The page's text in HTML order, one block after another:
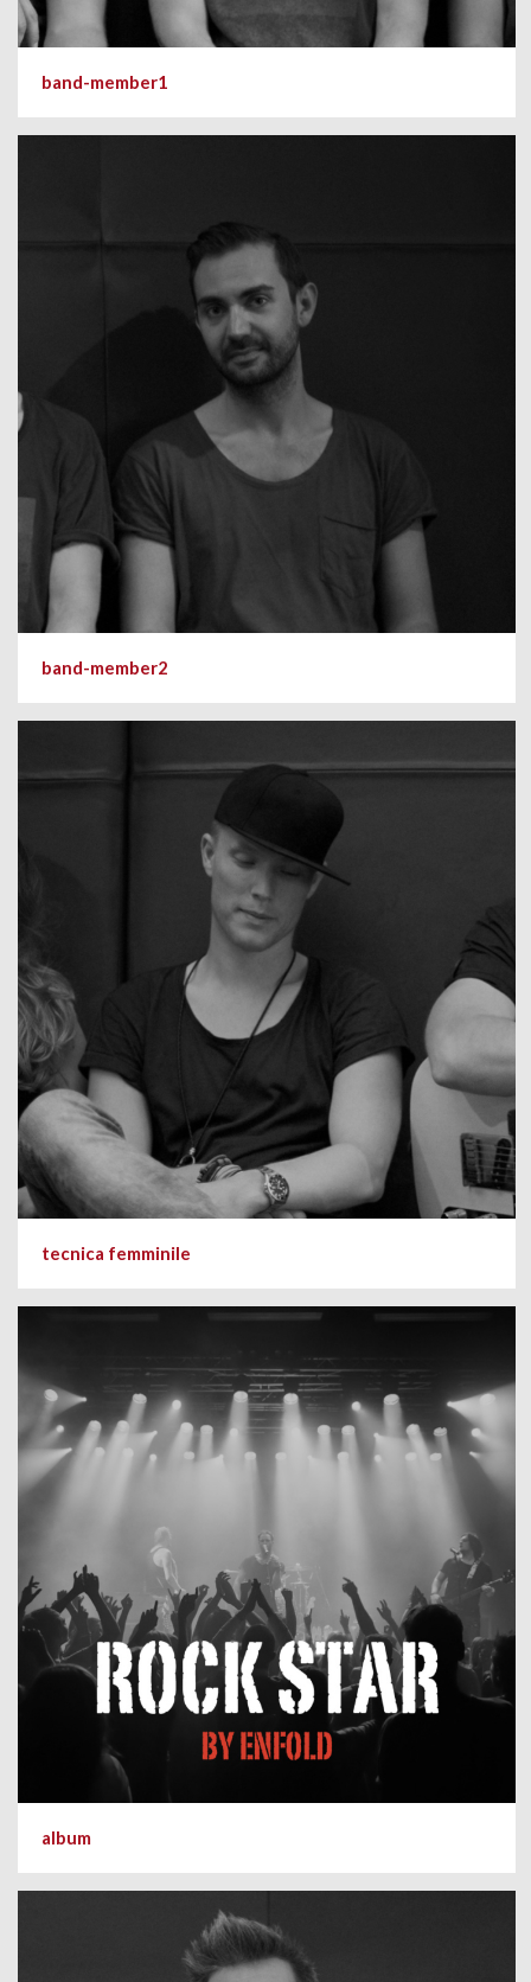
band-member1
band-member2
tecnica femminile
album